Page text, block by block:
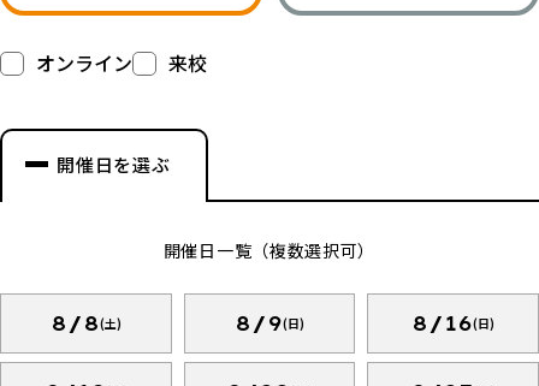
オンライン 来校
開催日を選ぶ
開催日一覧（複数選択可）
8/8(土) 8/9(日) 8/16(日)